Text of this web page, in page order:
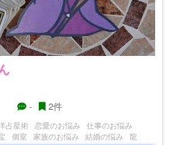
- 2件
占星術 恋愛のお悩み
仕事のお悩み
個室 家族のお悩み 結婚の悩み 龍